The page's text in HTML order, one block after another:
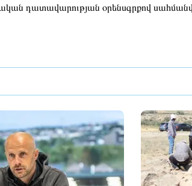
դատավարության օրենսգրքով